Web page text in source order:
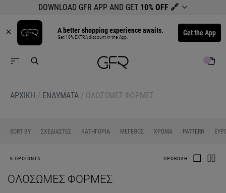
DOWNLOAD GFR APP AND GET 10% OFF 🔗
A better shopping experience awaits.
Get 10% EXTRA discount in the App. Get the App
ΑΡΧΙΚΉ / ΕΝΔΥΜΑΤΑ / ΟΛΟΣΩΜΕΣ ΦΟΡΜΕΣ
SORT BY ΣΧΕΔΙΑΣΤΕΣ ΚΑΤΗΓΟΡΙΑ ΜΕΓΕΘΟΣ ΧΡΩΜΑ PATTERN
8 ΠΡΟΪΟΝΤΑ ΠΡΟΒΟΛΗ
ΟΛΟΣΩΜΕΣ ΦΟΡΜΕΣ